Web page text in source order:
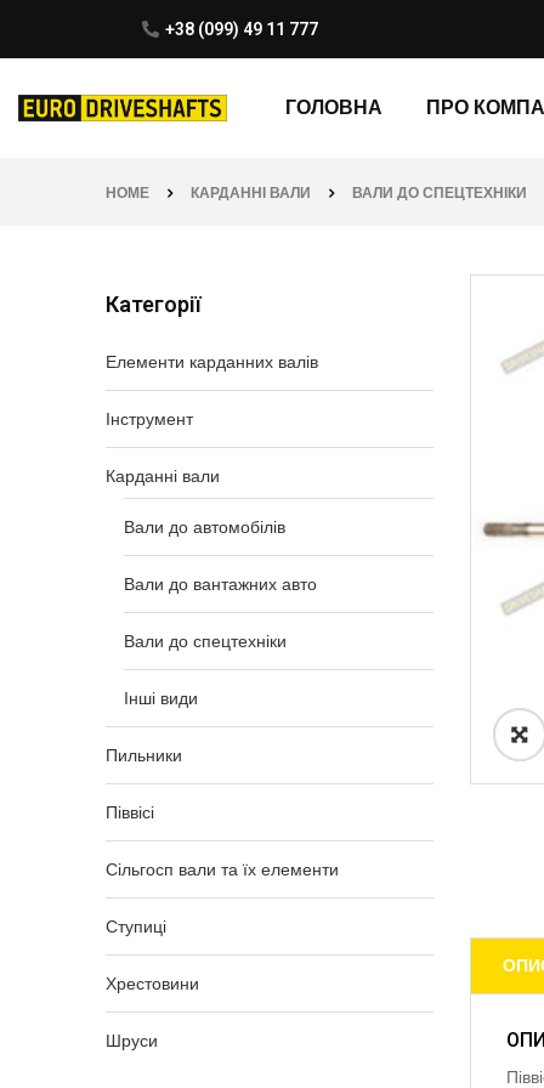
+38 (099) 49 11 777
ГОЛОВНА ПРО
HOME КАРДАННІ ВАЛИ ВАЛИ ДО СПЕЦТЕХНІКИ
Категорії
Елементи карданних валів
Інструмент
Карданні вали
Вали до автомобілів
Вали до вантажних авто
Вали до спецтехніки
Інші види
Пильники
Піввісі
Сільгосп вали та їх елементи
Ступиці
Хрестовини
Шруси